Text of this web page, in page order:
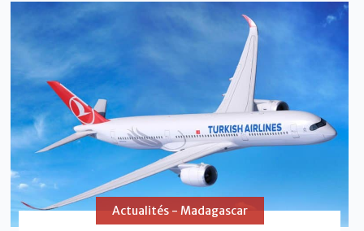
Actualités - Madagascar